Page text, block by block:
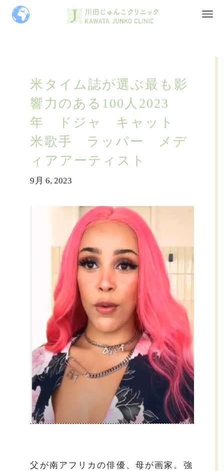
米タイム誌が選ぶ最も影
響力のある100人2023
年 ドジャ キャット
米歌手 ラッパー メデ
ィアアーティスト
9月 6, 2023
父が南アフリカの俳優、母が画家。強